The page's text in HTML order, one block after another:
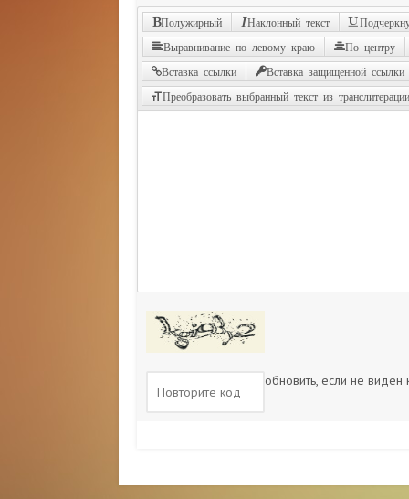
Полужирный Наклонный текст
Выравнивание по левому краю По центру
Вставка ссылки Вставка защищенной ссылки
Преобразовать выбранный текст из
обновить, если не виден